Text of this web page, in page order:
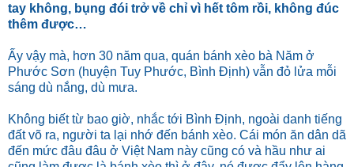
tay không, bụng đói trở về chỉ vì hết tôm rồi, không đúc
thêm được…
Ấy vậy mà, hơn 30 năm qua, quán bánh xèo bà Năm ở
Phước Sơn (huyện Tuy Phước, Bình Định) vẫn đỏ lửa mỗi
sáng dù nắng, dù mưa.
Không biết từ bao giờ, nhắc tới Bình Định, ngoài danh tiếng
đất võ ra, người ta lại nhớ đến bánh xèo. Cái món ăn dân dã
đến mức đâu đâu ở Việt Nam này cũng có và hầu như ai